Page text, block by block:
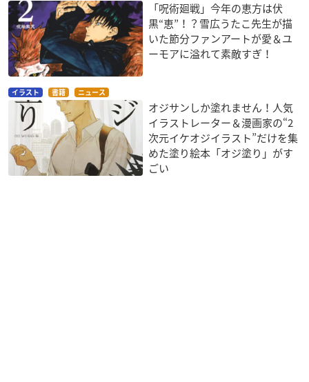
「呪術廻戦」今年の恵方は伏
黒“恵”！？雪広うたこ先生が描
いた節分ファンアートが愛＆ユ
ーモアに溢れて素敵すぎ！
イラスト 書籍 ニュース
オジサンしか塗れません！人気
イラストレーター＆漫画家の“2
次元イケオジイラスト”だけを集
めた塗り絵本「オジ塗り」がす
ごい